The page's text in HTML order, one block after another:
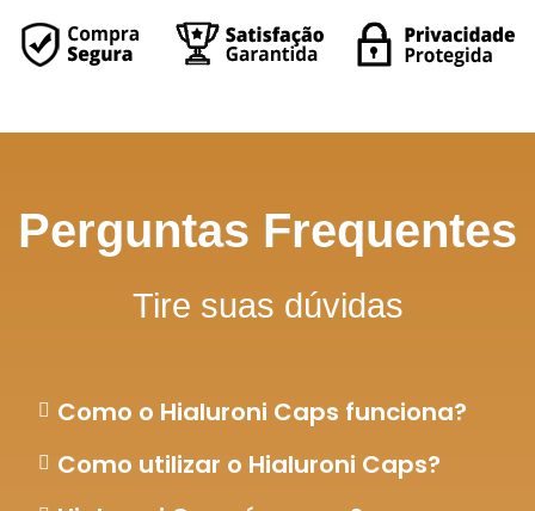
Perguntas Frequentes
Tire suas dúvidas
Como o Hialuroni Caps funciona?
Como utilizar o Hialuroni Caps?